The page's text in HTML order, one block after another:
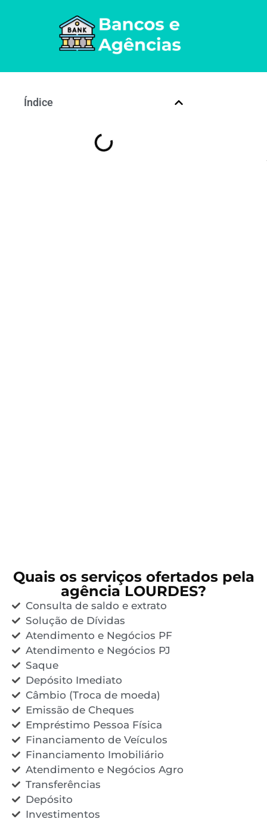
Índice
Quais os serviços ofertados pela
agência LOURDES?
Consulta de saldo e extrato
Solução de Dívidas
Atendimento e Negócios PF
Atendimento e Negócios PJ
Saque
Depósito Imediato
Câmbio (Troca de moeda)
Emissão de Cheques
Empréstimo Pessoa Física
Financiamento de Veículos
Financiamento Imobiliário
Atendimento e Negócios Agro
Transferências
Depósito
Investimentos